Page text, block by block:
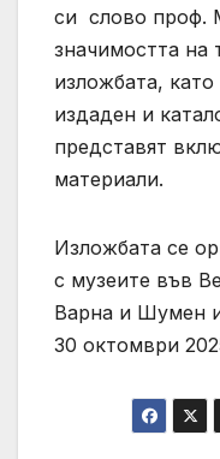
си слово проф.
значимостта на
изложбата,
издаден и
представят
материали.
Изложбата се
с музеите във
Варна и Шумен
30 октомври